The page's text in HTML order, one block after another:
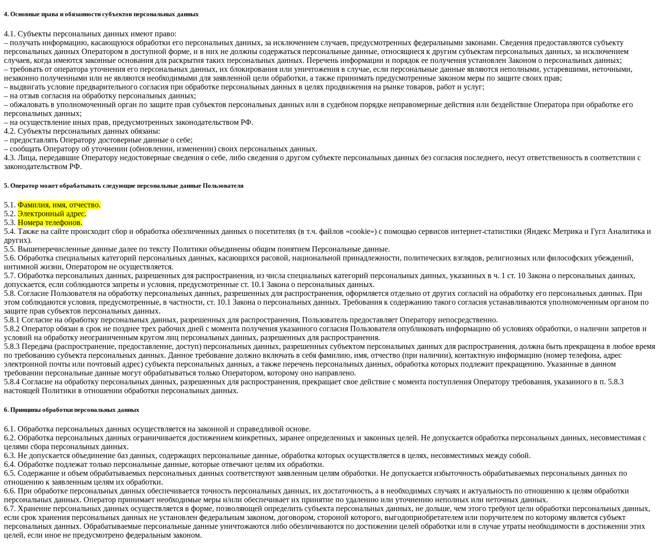
4. Основные права и обязанности субъектов персональных данных
4.1. Субъекты персональных данных имеют право:
– получать информацию, касающуюся обработки его персональных данных, за исключением случаев, предусмотренных федеральными законами. Сведения предоставляются субъекту
персональных данных Оператором в доступной форме, и в них не должны содержаться персональные данные, относящиеся к другим субъектам персональных данных, за исключением
случаев, когда имеются законные основания для раскрытия таких персональных данных. Перечень информации и порядок ее получения установлен Законом о персональных данных;
– требовать от оператора уточнения его персональных данных, их блокирования или уничтожения в случае, если персональные данные являются неполными, устаревшими, неточными,
незаконно полученными или не являются необходимыми для заявленной цели обработки, а также принимать предусмотренные законом меры по защите своих прав;
– выдвигать условие предварительного согласия при обработке персональных данных в целях продвижения на рынке товаров, работ и услуг;
– на отзыв согласия на обработку персональных данных;
– обжаловать в уполномоченный орган по защите прав субъектов персональных данных или в судебном порядке неправомерные действия или бездействие Оператора при обработке его
персональных данных;
– на осуществление иных прав, предусмотренных законодательством РФ.
4.2. Субъекты персональных данных обязаны:
– предоставлять Оператору достоверные данные о себе;
– сообщать Оператору об уточнении (обновлении, изменении) своих персональных данных.
4.3. Лица, передавшие Оператору недостоверные сведения о себе, либо сведения о другом субъекте персональных данных без согласия последнего, несут ответственность в соответствии с
законодательством РФ.
5. Оператор может обрабатывать следующие персональные данные Пользователя
5.1. Фамилия, имя, отчество.
5.2. Электронный адрес.
5.3. Номера телефонов.
5.4. Также на сайте происходит сбор и обработка обезличенных данных о посетителях (в т.ч. файлов «cookie») с помощью сервисов интернет-статистики (Яндекс Метрика и Гугл Аналитика и
других).
5.5. Вышеперечисленные данные далее по тексту Политики объединены общим понятием Персональные данные.
5.6. Обработка специальных категорий персональных данных, касающихся расовой, национальной принадлежности, политических взглядов, религиозных или философских убеждений,
интимной жизни, Оператором не осуществляется.
5.7. Обработка персональных данных, разрешенных для распространения, из числа специальных категорий персональных данных, указанных в ч. 1 ст. 10 Закона о персональных данных,
допускается, если соблюдаются запреты и условия, предусмотренные ст. 10.1 Закона о персональных данных.
5.8. Согласие Пользователя на обработку персональных данных, разрешенных для распространения, оформляется отдельно от других согласий на обработку его персональных данных. При
этом соблюдаются условия, предусмотренные, в частности, ст. 10.1 Закона о персональных данных. Требования к содержанию такого согласия устанавливаются уполномоченным органом по
защите прав субъектов персональных данных.
5.8.1 Согласие на обработку персональных данных, разрешенных для распространения, Пользователь предоставляет Оператору непосредственно.
5.8.2 Оператор обязан в срок не позднее трех рабочих дней с момента получения указанного согласия Пользователя опубликовать информацию об условиях обработки, о наличии запретов и
условий на обработку неограниченным кругом лиц персональных данных, разрешенных для распространения.
5.8.3 Передача (распространение, предоставление, доступ) персональных данных, разрешенных субъектом персональных данных для распространения, должна быть прекращена в любое время
по требованию субъекта персональных данных. Данное требование должно включать в себя фамилию, имя, отчество (при наличии), контактную информацию (номер телефона, адрес
электронной почты или почтовый адрес) субъекта персональных данных, а также перечень персональных данных, обработка которых подлежит прекращению. Указанные в данном
требовании персональные данные могут обрабатываться только Оператором, которому оно направлено.
5.8.4 Согласие на обработку персональных данных, разрешенных для распространения, прекращает свое действие с момента поступления Оператору требования, указанного в п. 5.8.3
настоящей Политики в отношении обработки персональных данных.
6. Принципы обработки персональных данных
6.1. Обработка персональных данных осуществляется на законной и справедливой основе.
6.2. Обработка персональных данных ограничивается достижением конкретных, заранее определенных и законных целей. Не допускается обработка персональных данных, несовместимая с
целями сбора персональных данных.
6.3. Не допускается объединение баз данных, содержащих персональные данные, обработка которых осуществляется в целях, несовместимых между собой.
6.4. Обработке подлежат только персональные данные, которые отвечают целям их обработки.
6.5. Содержание и объем обрабатываемых персональных данных соответствуют заявленным целям обработки. Не допускается избыточность обрабатываемых персональных данных по
отношению к заявленным целям их обработки.
6.6. При обработке персональных данных обеспечивается точность персональных данных, их достаточность, а в необходимых случаях и актуальность по отношению к целям обработки
персональных данных. Оператор принимает необходимые меры и/или обеспечивает их принятие по удалению или уточнению неполных или неточных данных.
6.7. Хранение персональных данных осуществляется в форме, позволяющей определить субъекта персональных данных, не дольше, чем этого требуют цели обработки персональных данных,
если срок хранения персональных данных не установлен федеральным законом, договором, стороной которого, выгодоприобретателем или поручителем по которому является субъект
персональных данных. Обрабатываемые персональные данные уничтожаются либо обезличиваются по достижении целей обработки или в случае утраты необходимости в достижении этих
целей, если иное не предусмотрено федеральным законом.